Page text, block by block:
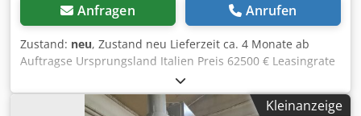
Anfragen Anrufen
Zustand: neu, Zustand neu Lieferzeit ca. 4 Monate ab
Auftragse Ursprungsland Italien Preis 62500 € Leasingrate
1181.25 € Presskraft 150 to Hub 500 mm Stößel 800x400
mm Tisch 900x600 mm Einbauhöhe 500 mm Ausladung
300 mm Eilgang 20 mm/s Arbeitsgeschwindigkeit 3 mm/s
Kleinanzeige